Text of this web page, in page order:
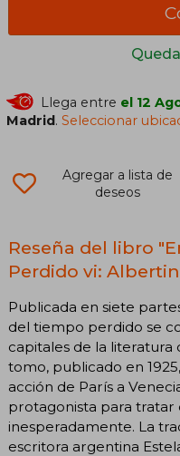
Llega entre el 12
Madrid.Seleccionar
Agregar a lista de
deseos
Reseña del libro
Perdido vi:
Publicada en siete
del tiempo perdido se
capitales de la literatura
tomo, publicado en
acción de París a
protagonista para
inesperadamente. La
escritora argentina